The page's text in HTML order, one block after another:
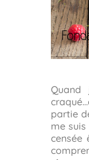
Quand
partie
me
censée